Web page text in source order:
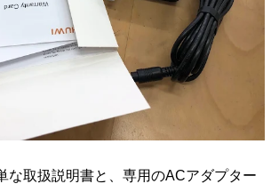
な取扱説明書と、専用のACアダプター